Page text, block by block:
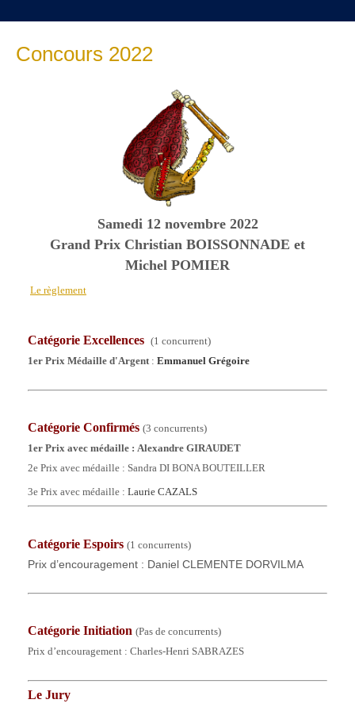
Concours 2022
Samedi 12 novembre 2022
Grand Prix Christian BOISSONNADE et
Michel POMIER
Le règlement
Catégorie Excellences (1 concurrent)
1er Prix Médaille d'Argent : Emmanuel Grégoire
Catégorie Confirmés (3 concurrents)
1er Prix avec médaille : Alexandre GIRAUDET
2e Prix avec médaille : Sandra DI BONA BOUTEILLER
3e Prix avec médaille : Laurie CAZALS
Catégorie Espoirs (1 concurrents)
Prix d’encouragement : Daniel CLEMENTE DORVILMA
Catégorie Initiation (Pas de concurrents)
Prix d’encouragement : Charles-Henri SABRAZES
Le Jury